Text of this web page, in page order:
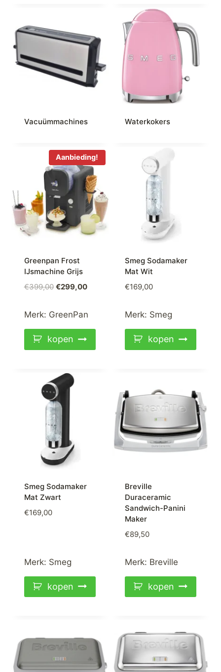
Vacuümmachines Waterkokers
Aanbieding!
Greenpan Frost
IJsmachine Grijs
€399,00 Oorspronkelijke
€299,00Huidige
Merk: GreenPan
kopen
Smeg Sodamaker
Mat Wit
€169,00
Merk: Smeg
kopen
Smeg Sodamaker
Mat Zwart
€169,00
Merk: Smeg
kopen
Breville
Duraceramic
Sandwich-Panini
Maker
€89,50
Merk: Breville
kopen